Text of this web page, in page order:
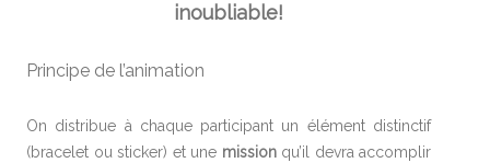
inoubliable!
Principe de l’animation
On distribue à chaque participant un élément distinctif
(bracelet ou sticker) et une missionqu’il devra accomplir